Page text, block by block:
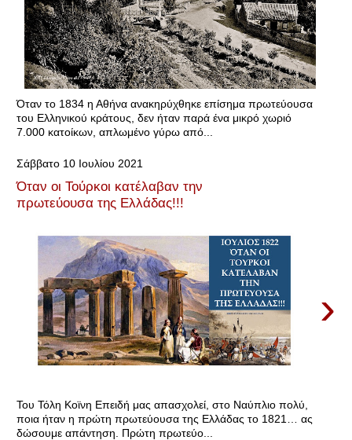
Όταν το 1834 η Αθήνα ανακηρύχθηκε επίσημα πρωτεύουσα
του Ελληνικού κράτους, δεν ήταν παρά ένα μικρό χωριό
7.000 κατοίκων, απλωμένο γύρω από...
Σάββατο 10 Ιουλίου 2021
Όταν οι Τούρκοι κατέλαβαν την
πρωτεύουσα της Ελλάδας!!!
›
Του Τόλη Κοϊνη Επειδή μας απασχολεί, στο Ναύπλιο πολύ,
ποια ήταν η πρώτη πρωτεύουσα της Ελλάδας το 1821… ας
δώσουμε απάντηση. Πρώτη πρωτεύο...